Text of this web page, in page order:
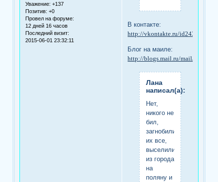
Уважение: +137
Позитив: +0
Провел на форуме:
12 дней 16 часов
Последний визит:
2015-06-01 23:32:11
В контакте:
http://vkontakte.ru/id24312727
Блог на маиле:
http://blogs.mail.ru/mail/
Лана
написал(а):
Нет,
никого не
бил,
загнобили
их все,
выселили
из города
на
поляну и